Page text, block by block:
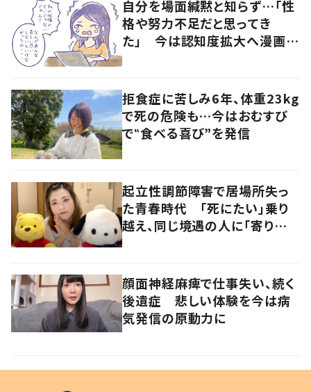
自分を場面緘黙と知らず…「性
格や努力不足だと思ってき
た」 今は認知度拡大へ漫画で
拒食症に苦しみ6年、体重23kg
で死の危険も…今はおむすび
で‟食べる喜び”を発信
起立性調節障害で居場所失っ
た青春時代 「死にたい」乗り
越え、同じ境遇の人に「寄り添
顔面神経麻痺で仕事失い、続く
後遺症 悲しい体験を今は病
気発信の原動力に